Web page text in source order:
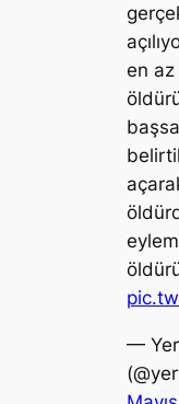
en
—